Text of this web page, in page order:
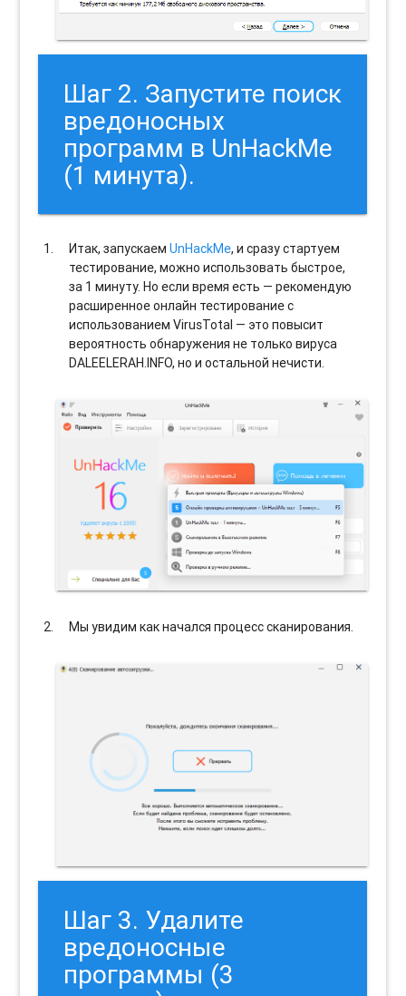
Шаг 2. Запустите поиск
вредоносных
программ в UnHackMe
(1 минута).
Итак, запускаемUnHackMe, и сразу стартуем
тестирование, можно использовать быстрое,
за 1 минуту. Но если время есть — рекомендую
расширенное онлайн тестирование с
использованием VirusTotal — это повысит
вероятность обнаружения не только вируса
DALEELERAH.INFO, но и остальной нечисти.
Мы увидим как начался процесс сканирования.
Шаг 3. Удалите
вредоносные
программы (3